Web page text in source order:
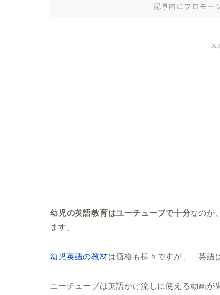
記事内にプロモー
ス
幼児の英語教育はユーチューブで十分なのか
ます。
幼児英語の教材は価格も様々ですが、「英語
ユーチューブは英語かけ流しに使える動画